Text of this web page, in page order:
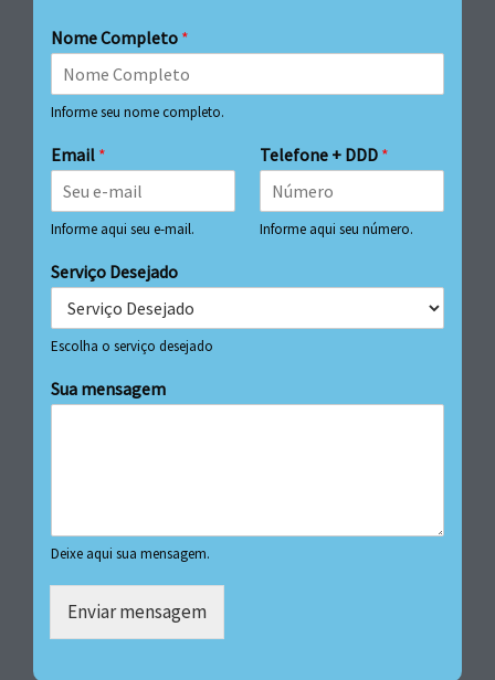
Nome Completo *
Informe seu nome completo.
Email *
Informe aqui seu e-mail.
Telefone + DDD *
Informe aqui seu número.
Serviço Desejado
Escolha o serviço desejado
Sua mensagem
Deixe aqui sua mensagem.
Enviar mensagem